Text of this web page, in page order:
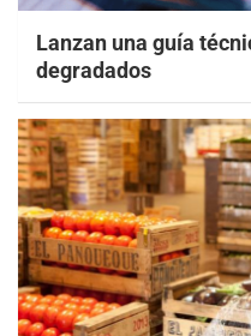
Lanzan una guía
degradados